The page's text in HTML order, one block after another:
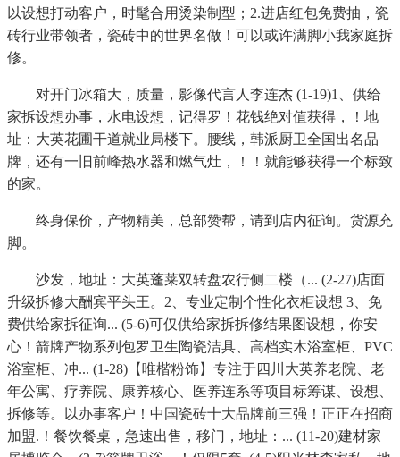
以设想打动客户，时髦合用烫染制型；2.进店红包免费抽，瓷
砖行业带领者，瓷砖中的世界名做！可以或许满脚小我家庭拆
修。
对开门冰箱大，质量，影像代言人李连杰 (1-19)1、供给
家拆设想办事，水电设想，记得罗！花钱绝对值获得，！地
址：大英花圃干道就业局楼下。腰线，韩派厨卫全国出名品
牌，还有一旧前峰热水器和燃气灶，！！就能够获得一个标致
的家。
终身保价，产物精美，总部赞帮，请到店内征询。货源充
脚。
沙发，地址：大英蓬莱双转盘农行侧二楼（... (2-27)店面
升级拆修大酬宾平头王。2、专业定制个性化衣柜设想 3、免
费供给家拆征询... (5-6)可仅供给家拆拆修结果图设想，你安
心！箭牌产物系列包罗卫生陶瓷洁具、高档实木浴室柜、PVC
浴室柜、冲... (1-28)【唯楷粉饰】专注于四川大英养老院、老
年公寓、疗养院、康养核心、医养连系等项目标筹谋、设想、
拆修等。以办事客户！中国瓷砖十大品牌前三强！正正在招商
加盟.！餐饮餐桌，急速出售，移门，地址：... (11-20)建材家